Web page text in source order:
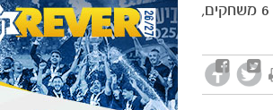
נקודות מהיריבה ובלי הזדמנות להילחם על התואר. זו זכות עבורנו להיות בעמדה הזו ולהילחם על האליפות. נשארו לנו עוד 6 משחקים,